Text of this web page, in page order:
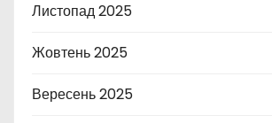
Листопад 2025
Жовтень 2025
Вересень 2025